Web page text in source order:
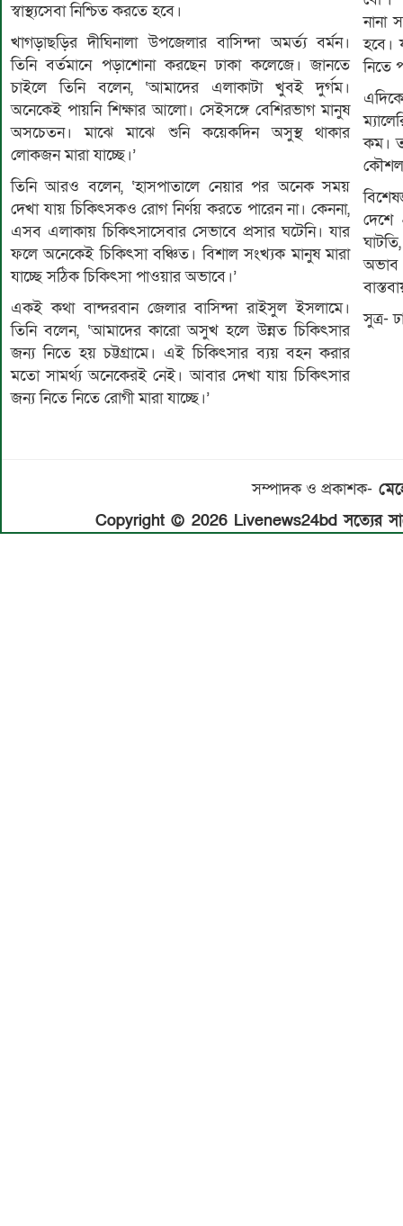
স্বাস্থ্যসেবা নিশ্চিত করতে হবে।
খাগড়াছড়ির দীঘিনালা উপজেলার বাসিন্দা অমর্ত্য বর্মন।
তিনি বর্তমানে পড়াশোনা করছেন ঢাকা কলেজে। জানতে
চাইলে তিনি বলেন, ‘আমাদের এলাকাটা খুবই দুর্গম।
অনেকেই পায়নি শিক্ষার আলো। সেইসঙ্গে বেশিরভাগ মানুষ
অসচেতন। মাঝে মাঝে শুনি কয়েকদিন অসুস্থ থাকার
লোকজন মারা যাচ্ছে।’
তিনি আরও বলেন, ‘হাসপাতালে নেয়ার পর অনেক সময়
দেখা যায় চিকিৎসকও রোগ নির্ণয় করতে পারেন না। কেননা,
এসব এলাকায় চিকিৎসাসেবার সেভাবে প্রসার ঘটেনি। যার
ফলে অনেকেই চিকিৎসা বঞ্চিত। বিশাল সংখ্যক মানুষ মারা
যাচ্ছে সঠিক চিকিৎসা পাওয়ার অভাবে।’
একই কথা বান্দরবান জেলার বাসিন্দা রাইসুল ইসলামে।
তিনি বলেন, ‘আমাদের কারো অসুখ হলে উন্নত চিকিৎসার
জন্য নিতে হয় চট্টগ্রামে। এই চিকিৎসার ব্যয় বহন করার
মতো সামর্থ্য অনেকেরই নেই। আবার দেখা যায় চিকিৎসার
জন্য নিতে নিতে রোগী মারা যাচ্ছে।’
নানা
হবে।
নিতে
কম।
দেশে
সুত্র-
সম্পাদক ও প্রকাশক-
Copyright © 2026 Livenews24bd সত্যের